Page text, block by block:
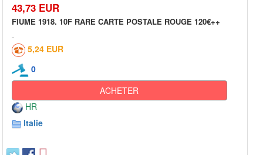
43,73 EUR
FIUME 1918. 10F RARE CARTE POSTALE ROUGE 120€++
5,24 EUR
0
ACHETER
HR
Italie